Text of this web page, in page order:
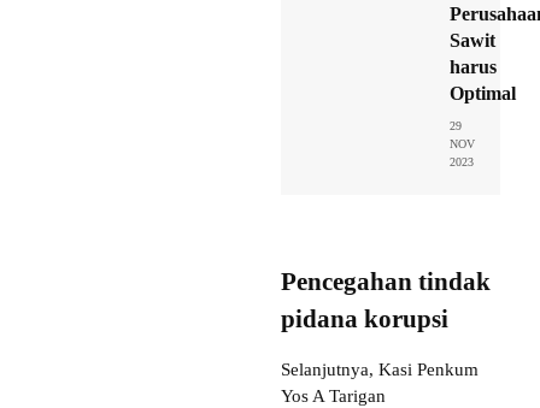
Sawit
harus
Optimal
29
NOV
2023
Pencegahan tindak
pidana korupsi
Selanjutnya, Kasi Penkum
Yos A Tarigan